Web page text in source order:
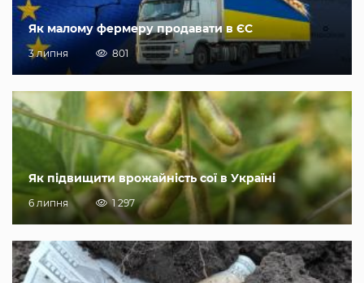
Як малому фермеру продавати в ЄС
3 липня 801
Як підвищити врожайність сої в Україні
6 липня 1 297